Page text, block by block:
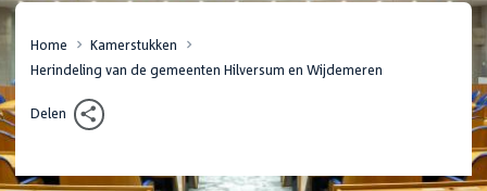
Home
Kamerstukken
Herindeling van de gemeenten Hilversum en Wijdemeren
Delen